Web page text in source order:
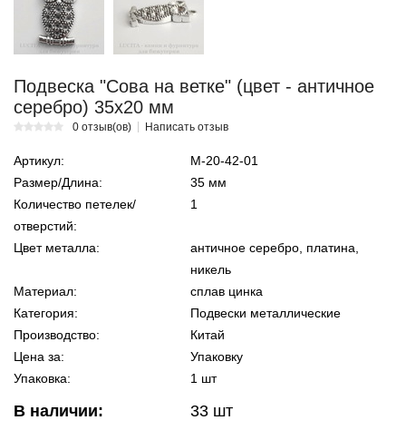
Подвеска "Сова на ветке" (цвет - античное
серебро) 35х20 мм
0 отзыв(ов) Написать отзыв
Артикул:
М-20-42-01
Размер/Длина:
35 мм
Количество петелек/
отверстий:
1
Цвет металла:
античное серебро, платина,
никель
Материал:
сплав цинка
Категория:
Подвески металлические
Производство:
Китай
Цена за:
Упаковку
Упаковка:
1 шт
В наличии: 33 шт